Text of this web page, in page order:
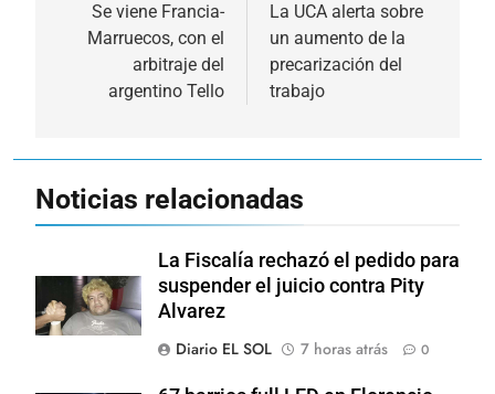
entradas
Se viene Francia-
Marruecos, con el
arbitraje del
argentino Tello
La UCA alerta sobre
un aumento de la
precarización del
trabajo
Noticias relacionadas
La Fiscalía rechazó el pedido para
suspender el juicio contra Pity
Alvarez
Diario EL SOL
7 horas atrás 0